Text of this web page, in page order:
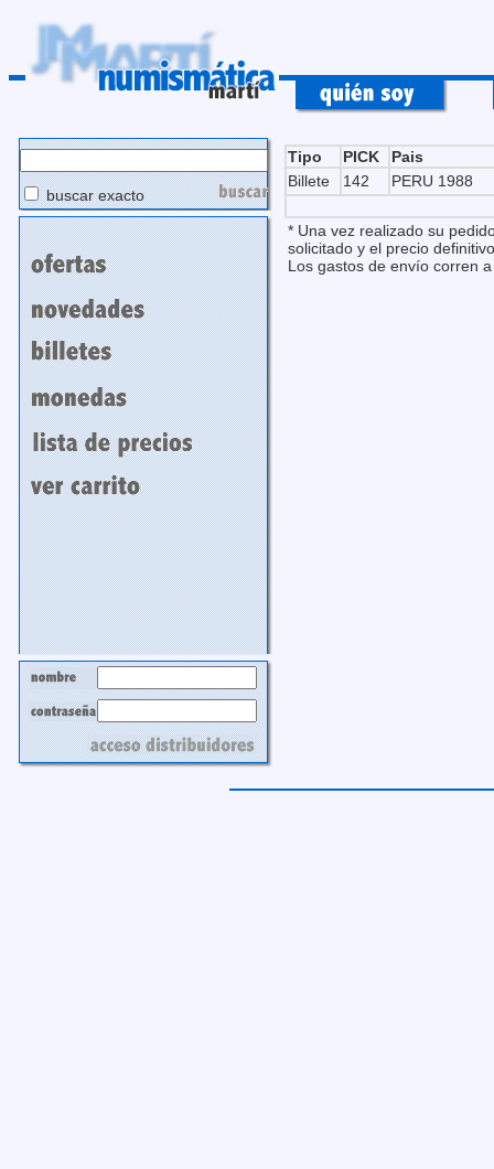
buscar exacto
Tipo PICK
Pais
Billete
142 PERU 1988
* Una vez realizado su
solicitado y el precio
Los gastos de envío corren